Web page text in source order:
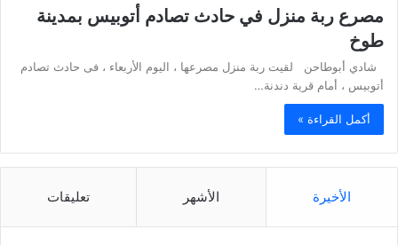
مصرع ربة منزل في حادث تصادم أتوبيس بمدينة
طوخ
شادي أبوطاحن لقيت ربة منزل مصرعها ، اليوم الأربعاء ، فى حادث تصادم
أتوبيس ، أمام قرية دندنة…
أكمل القراءة »
الأخيرة الأشهر تعليقات